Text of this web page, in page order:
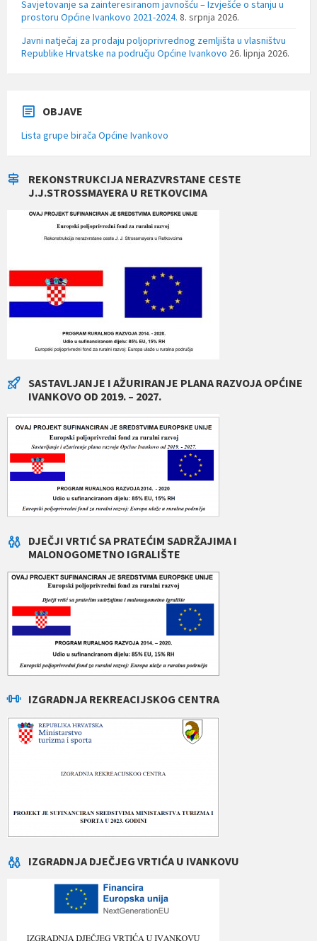
Savjetovanje sa zainteresiranom javnošću – Izvješće o stanju u
prostoru Općine Ivankovo 2021-2024. 8. srpnja 2026.
Javni natječaj za prodaju poljoprivrednog zemljišta u vlasništvu
Republike Hrvatske na području Općine Ivankovo 26. lipnja 2026.
OBJAVE
Lista grupe birača Općine Ivankovo
REKONSTRUKCIJA NERAZVRSTANE CESTE
J.J.STROSSMAYERA U RETKOVCIMA
SASTAVLJANJE I AŽURIRANJE PLANA RAZVOJA OPĆINE
IVANKOVO OD 2019. – 2027.
DJEČJI VRTIĆ SA PRATEĆIM SADRŽAJIMA I
MALONOGOMETNO IGRALIŠTE
IZGRADNJA REKREACIJSKOG CENTRA
IZGRADNJA DJEČJEG VRTIĆA U IVANKOVU